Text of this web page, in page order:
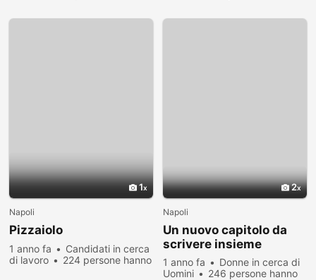
1
Napoli
Pizzaiolo
1 anno fa
Candidati in cerca
di lavoro
224 persone hanno
2
Napoli
Un nuovo capitolo da
scrivere insieme
1 anno fa
Donne in cerca di
Uomini
246 persone hanno